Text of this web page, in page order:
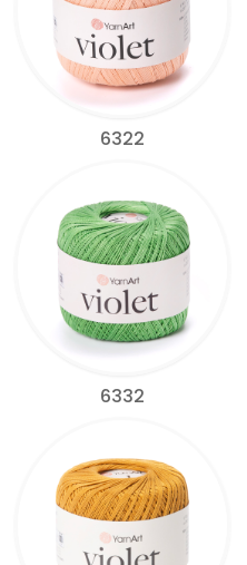
6322
6332